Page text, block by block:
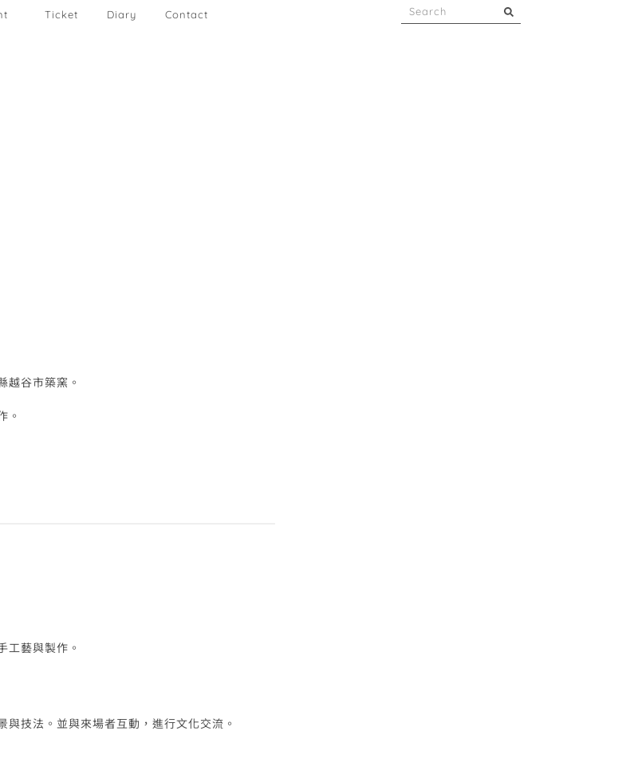
Ticket Diary Contact
越谷市築窯。
。
工藝與製作。
技法。並與來場者互動，進行文化交流。